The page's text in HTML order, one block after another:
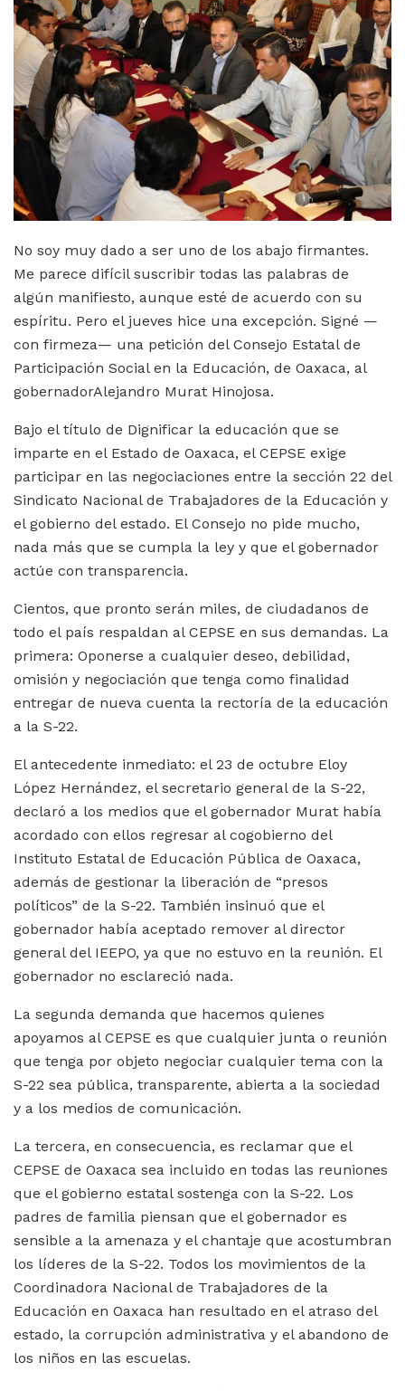
No soy muy dado a ser uno de los abajo firmantes.
Me parece difícil suscribir todas las palabras de
algún manifiesto, aunque esté de acuerdo con su
espíritu. Pero el jueves hice una excepción. Signé —
con firmeza— una petición del Consejo Estatal de
Participación Social en la Educación, de Oaxaca, al
gobernadorAlejandro Murat Hinojosa.
Bajo el título de Dignificar la educación que se
imparte en el Estado de Oaxaca, el CEPSE exige
participar en las negociaciones entre la sección 22 del
Sindicato Nacional de Trabajadores de la Educación y
el gobierno del estado. El Consejo no pide mucho,
nada más que se cumpla la ley y que el gobernador
actúe con transparencia.
Cientos, que pronto serán miles, de ciudadanos de
todo el país respaldan al CEPSE en sus demandas. La
primera: Oponerse a cualquier deseo, debilidad,
omisión y negociación que tenga como finalidad
entregar de nueva cuenta la rectoría de la educación
a la S-22.
El antecedente inmediato: el 23 de octubre Eloy
López Hernández, el secretario general de la S-22,
declaró a los medios que el gobernador Murat había
acordado con ellos regresar al cogobierno del
Instituto Estatal de Educación Pública de Oaxaca,
además de gestionar la liberación de “presos
políticos” de la S-22. También insinuó que el
gobernador había aceptado remover al director
general del IEEPO, ya que no estuvo en la reunión. El
gobernador no esclareció nada.
La segunda demanda que hacemos quienes
apoyamos al CEPSE es que cualquier junta o reunión
que tenga por objeto negociar cualquier tema con la
S-22 sea pública, transparente, abierta a la sociedad
y a los medios de comunicación.
La tercera, en consecuencia, es reclamar que el
CEPSE de Oaxaca sea incluido en todas las reuniones
que el gobierno estatal sostenga con la S-22. Los
padres de familia piensan que el gobernador es
sensible a la amenaza y el chantaje que acostumbran
los líderes de la S-22. Todos los movimientos de la
Coordinadora Nacional de Trabajadores de la
Educación en Oaxaca han resultado en el atraso del
estado, la corrupción administrativa y el abandono de
los niños en las escuelas.